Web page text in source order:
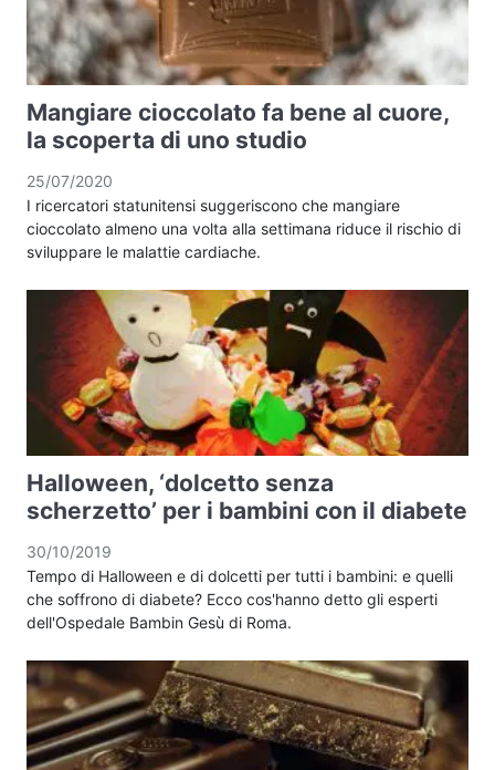
Mangiare cioccolato fa bene al cuore,
la scoperta di uno studio
25/07/2020
I ricercatori statunitensi suggeriscono che mangiare
cioccolato almeno una volta alla settimana riduce il rischio di
sviluppare le malattie cardiache.
Halloween, ‘dolcetto senza
scherzetto’ per i bambini con il diabete
30/10/2019
Tempo di Halloween e di dolcetti per tutti i bambini: e quelli
che soffrono di diabete? Ecco cos'hanno detto gli esperti
dell'Ospedale Bambin Gesù di Roma.